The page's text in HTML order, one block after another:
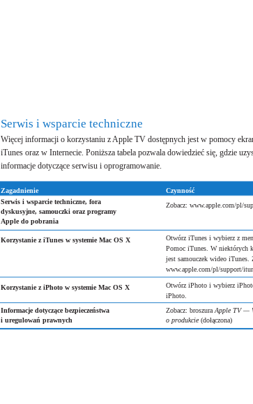
Serwis i wsparcie techniczne
Więcej informacji o korzystaniu z Apple TV dostępnych jest w pomocy
iTunes oraz w Internecie. Poniższa tabela pozwala dowiedzieć się, gdzie
informacje dotyczące serwisu i oprogramowanie.
Zagadnienie
Czynność
Serwis i wsparcie techniczne, fora
dyskusyjne, samouczki oraz programy
Apple do pobrania
Zobacz: www.apple.com/pl/
Korzystanie z iTunes w systemie Mac OS X
Otwórz iTunes i wybierz z
Pomoc iTunes. W niektórych
jest samouczek wideo iTunes.
www.apple.com/pl/support/
Korzystanie z iPhoto w systemie Mac OS X
Otwórz iPhoto i wybierz
iPhoto.
Informacje dotyczące bezpieczeństwa
i uregulowań prawnych
Zobacz: broszura Apple TV —
o produkcie (dołączona)